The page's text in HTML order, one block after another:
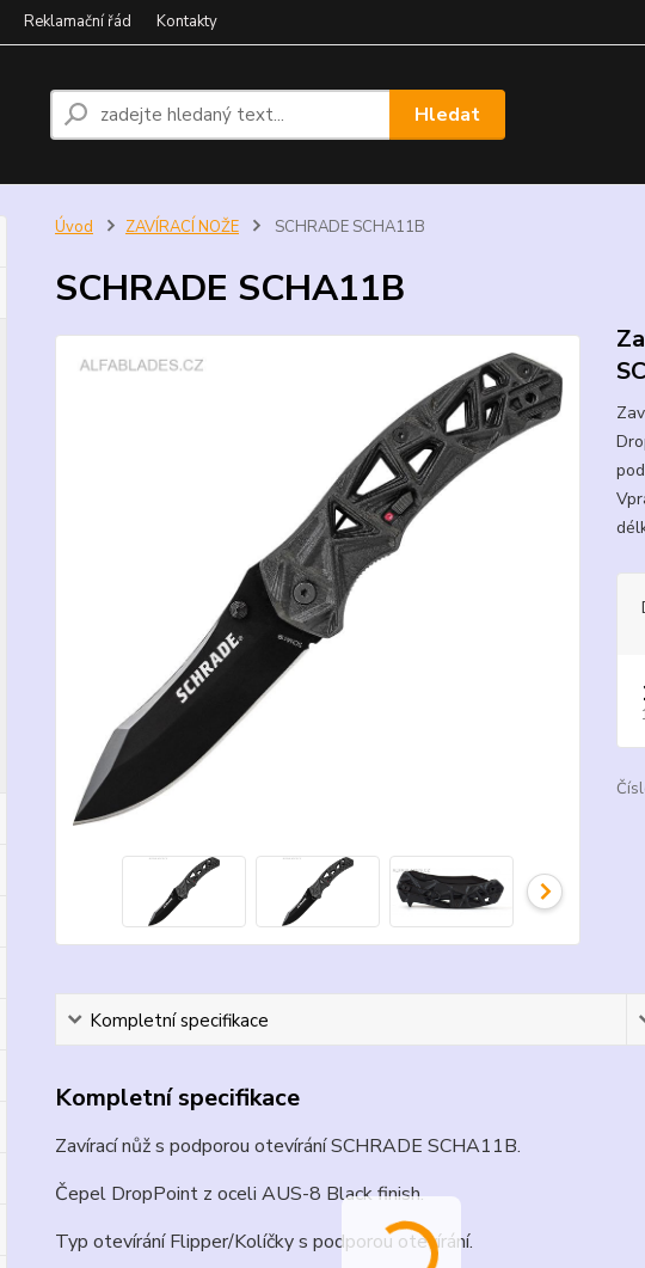
Reklamační řád Kontakty
Hledat
Úvod ZAVÍRACÍ NOŽE SCHRADE SCHA11B
SCHRADE SCHA11B
Kompletní specifikace
Kompletní specifikace
Zavírací nůž s podporou otevírání SCHRADE SCHA11B.
Čepel DropPoint z oceli AUS-8 Black finish.
Typ otevírání Flipper/Kolíčky s podporou otevírání.